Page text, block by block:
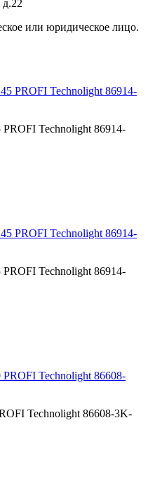
д.22
или юридическое лицо.
Technolight 86914-
Technolight 86914-
Technolight 86608-3K-